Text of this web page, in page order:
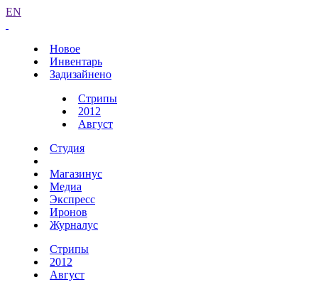
EN
Новое
Инвентарь
Задизайнено
Стрипы
2012
Август
Студия
Магазинус
Медиа
Экспресс
Иронов
Журналус
Стрипы
2012
Август